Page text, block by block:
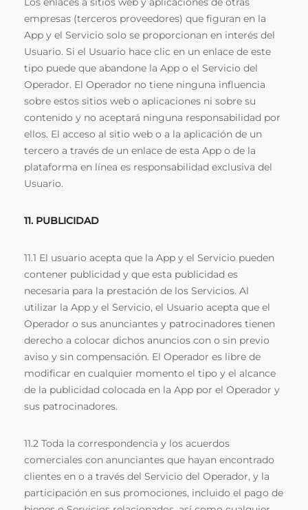
empresas (terceros proveedores) que figuran en la
App y el Servicio solo se proporcionan en interés del
Usuario. Si el Usuario hace clic en un enlace de este
tipo puede que abandone la App o el Servicio del
Operador. El Operador no tiene ninguna influencia
sobre estos sitios web o aplicaciones ni sobre su
contenido y no aceptará ninguna responsabilidad por
ellos. El acceso al sitio web o a la aplicación de un
tercero a través de un enlace de esta App o de la
plataforma en línea es responsabilidad exclusiva del
Usuario.
11. PUBLICIDAD
11.1 El usuario acepta que la App y el Servicio pueden
contener publicidad y que esta publicidad es
necesaria para la prestación de los Servicios. Al
utilizar la App y el Servicio, el Usuario acepta que el
Operador o sus anunciantes y patrocinadores tienen
derecho a colocar dichos anuncios con o sin previo
aviso y sin compensación. El Operador es libre de
modificar en cualquier momento el tipo y el alcance
de la publicidad colocada en la App por el Operador y
sus patrocinadores.
11.2 Toda la correspondencia y los acuerdos
comerciales con anunciantes que hayan encontrado
clientes en o a través del Servicio del Operador, y la
participación en sus promociones, incluido el pago de